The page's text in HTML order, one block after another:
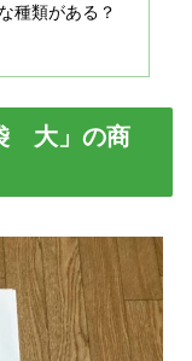
種類がある？
大」の商